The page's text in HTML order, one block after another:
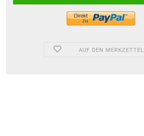
AUF DEN MERKZETTEL